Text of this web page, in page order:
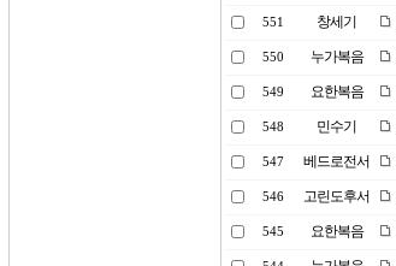
551 창세기
550 누가복음
549 요한복음
548 민수기
547 베드로전서
546 고린도후서
545 요한복음